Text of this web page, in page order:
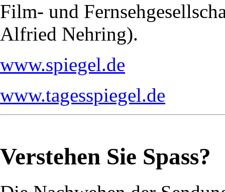
Film- und
Alfried Nehring).
www.spiegel.de
www.tagesspiegel.de
Verstehen Sie Spass?